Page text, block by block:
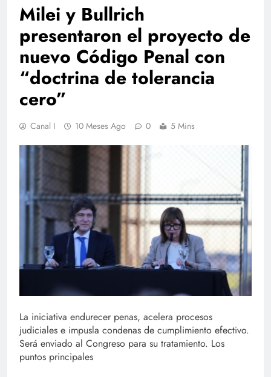
Milei y Bullrich
presentaron el proyecto de
nuevo Código Penal con
“doctrina de tolerancia
cero”
Canal I 10 Meses Ago 0 5 Mins
La iniciativa endurecer penas, acelera procesos
judiciales e impusla condenas de cumplimiento efectivo.
Será enviado al Congreso para su tratamiento. Los
puntos principales